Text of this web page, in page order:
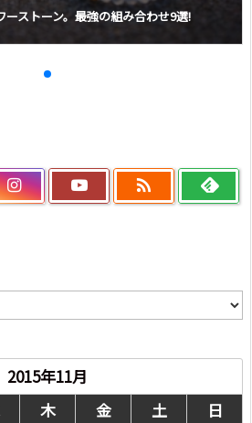
ストーン。最強の組み合わせ9選!

2015年11月
木 金 土
日